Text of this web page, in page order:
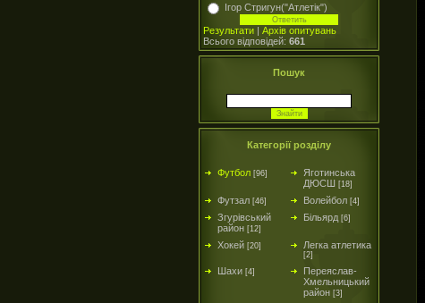
Ігор Стригун("Атлетік")
Результати | Архів опитувань
Всього відповідей: 661
Пошук
Категорії розділу
Футбол [96]
Яготинська
ДЮСШ [18]
Футзал [46] Волейбол [4]
Згурівський
район [12]
Більярд [6]
Хокей [20] Легка атлетика
[2]
Шахи [4]
Переяслав-
Хмельницький
район [3]